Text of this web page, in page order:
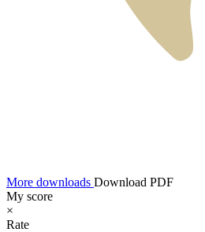
More downloads Download PDF
My score
×
Rate